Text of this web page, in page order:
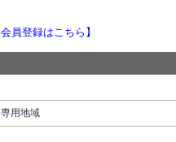
会員登録はこちら】
用地域